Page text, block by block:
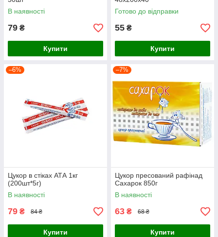
В наявності
79 ₴
Купити
Готово до відправки
55 ₴
Купити
–6%
Цукор в стіках АТА 1кг
(200шт*5г)
В наявності
79 ₴ 84 ₴
Купити
–7%
Цукор пресований рафінад
Сахарок 850г
В наявності
63 ₴ 68 ₴
Купити